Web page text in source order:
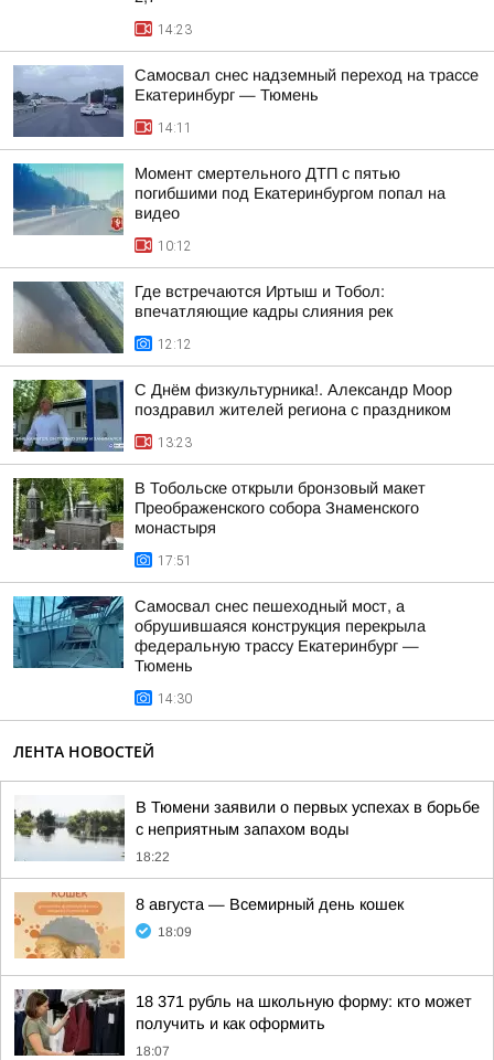
14:23
Самосвал снес надземный переход на трассе
Екатеринбург — Тюмень
14:11
Момент смертельного ДТП с пятью
погибшими под Екатеринбургом попал на
видео
10:12
Где встречаются Иртыш и Тобол:
впечатляющие кадры слияния рек
12:12
С Днём физкультурника!. Александр Моор
поздравил жителей региона с праздником
13:23
В Тобольске открыли бронзовый макет
Преображенского собора Знаменского
монастыря
17:51
Самосвал снес пешеходный мост, а
обрушившаяся конструкция перекрыла
федеральную трассу Екатеринбург —
Тюмень
14:30
ЛЕНТА НОВОСТЕЙ
В Тюмени заявили о первых успехах в борьбе
с неприятным запахом воды
18:22
8 августа — Всемирный день кошек
18:09
18 371 рубль на школьную форму: кто может
получить и как оформить
18:07